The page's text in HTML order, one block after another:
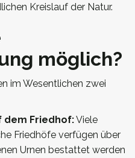
Kreislauf der Natur.
möglich?
im Wesentlichen zwei
dem Friedhof:Viele
Friedhöfe verfügen über
Urnen bestattet werden